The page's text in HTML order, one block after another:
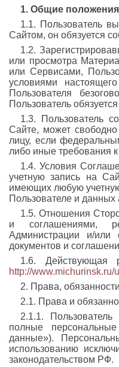
1. Общие положения
1.1. Пользователь
Сайтом, он обязуется
1.2.
или просмотра
или Сервисами,
условиями
Пользователя
Пользователь
1.3. Пользователь
Сайте, может
лицу, если
либо иные требования
1.4. Условия
учетную запись на
имеющих любую
Пользователе и данных
1.5. Отношения
и соглашениями,
Администрации и/или
документов и
1.6. Действующая
http://www.michurinsk.ru/
2. Права,
2.1. Права и
2.1.1.
полные
данные»).
использованию
законодательством РФ.